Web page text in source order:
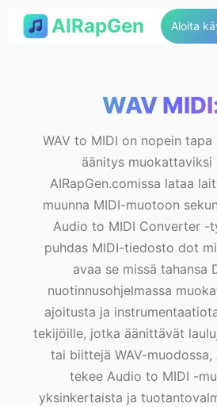
AIRapGen Aloita
WAV
WAV to MIDI on nopein
äänitys muokattaviksi
AIRapGen.comissa lataa
muunna MIDI-muotoon
Audio to MIDI Converter -
puhdas MIDI-tiedosto dot
avaa se missä tahansa
nuotinnusohjelmassa
ajoitusta ja
tekijöille, jotka äänittävät
tai biittejä WAV-muodossa,
tekee Audio to MIDI -
yksinkertaista ja